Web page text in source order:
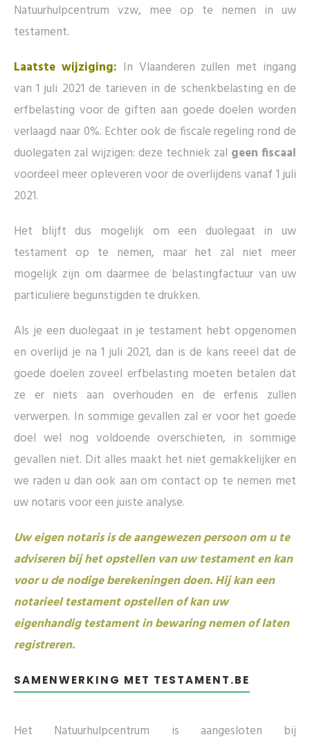
Natuurhulpcentrum vzw, mee op te nemen in uw
testament.
Laatste wijziging: In Vlaanderen zullen met ingang
van 1 juli 2021 de tarieven in de schenkbelasting en de
erfbelasting voor de giften aan goede doelen worden
verlaagd naar 0%. Echter ook de fiscale regeling rond de
duolegaten zal wijzigen: deze techniek zal geen fiscaal
voordeel meer opleveren voor de overlijdens vanaf 1 juli
2021.
Het blijft dus mogelijk om een duolegaat in uw
testament op te nemen, maar het zal niet meer
mogelijk zijn om daarmee de belastingfactuur van uw
particuliere begunstigden te drukken.
Als je een duolegaat in je testament hebt opgenomen
en overlijd je na 1 juli 2021, dan is de kans reeël dat de
goede doelen zoveel erfbelasting moeten betalen dat
ze er niets aan overhouden en de erfenis zullen
verwerpen. In sommige gevallen zal er voor het goede
doel wel nog voldoende overschieten, in sommige
gevallen niet. Dit alles maakt het niet gemakkelijker en
we raden u dan ook aan om contact op te nemen met
uw notaris voor een juiste analyse.
Uw eigen notaris is de aangewezen persoon om u te
adviseren bij het opstellen van uw testament en kan
voor u de nodige berekeningen doen. Hij kan een
notarieel testament opstellen of kan uw
eigenhandig testament in bewaring nemen of laten
registreren.
SAMENWERKING MET TESTAMENT.BE
Het Natuurhulpcentrum is aangesloten bij